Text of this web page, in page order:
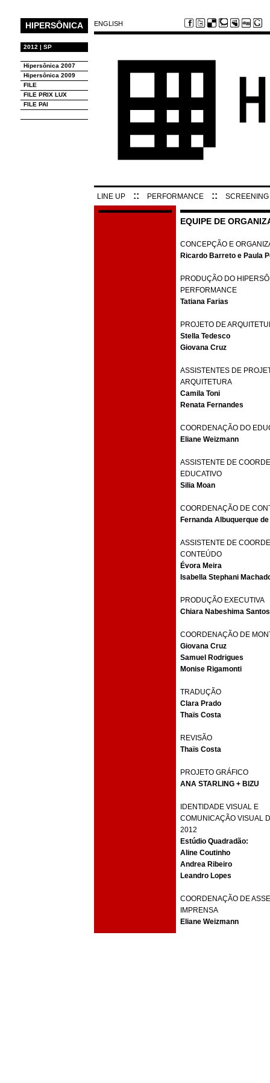
HIPERSÔNICA
2012 | SP
Hipersônica 2007
Hipersônica 2009
FILE
FILE PRIX LUX
FILE PAI
ENGLISH
LINE UP :: PERFORMANCE :: SCREENING
EQUIPE DE
CONCEPÇÃO E
Ricardo Barreto e Paula
PRODUÇÃO DO
PERFORMANCE
Tatiana Farias
PROJETO DE
Stella Tedesco
Giovana Cruz
ASSISTENTES DE
ARQUITETURA
Camila Toni
Renata Fernandes
COORDENAÇÃO DO
Eliane Weizmann
ASSISTENTE DE
EDUCATIVO
Silia Moan
COORDENAÇÃO DE
Fernanda Albuquerque
ASSISTENTE DE
CONTEÚDO
Évora Meira
Isabella Stephani
PRODUÇÃO EXECUTIVA
Chiara Nabeshima Santos
COORDENAÇÃO DE
Giovana Cruz
Samuel Rodrigues
Monise Rigamonti
TRADUÇÃO
Clara Prado
Thaïs Costa
REVISÃO
Thaïs Costa
PROJETO GRÁFICO
ANA STARLING + BIZU
IDENTIDADE VISUAL E
COMUNICAÇÃO VISUAL
2012
Estúdio Quadradão:
Aline Coutinho
Andrea Ribeiro
Leandro Lopes
COORDENAÇÃO DE
IMPRENSA
Eliane Weizmann